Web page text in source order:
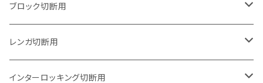
125mm（5インチ）
グラインダー取付用
石井超硬電動切断機 取付用
105mm（4インチ）
セグメントタイプ
セグメントタイプ（ビス穴付き
125mm（5インチ）
セグメントタイプ
150mm（6インチ）
ブロック切断用
105mm（4インチ）
セグメントタイプ
125mm（5インチ）
レンガ切断用
105mm（4インチ）
インターロッキング切断用